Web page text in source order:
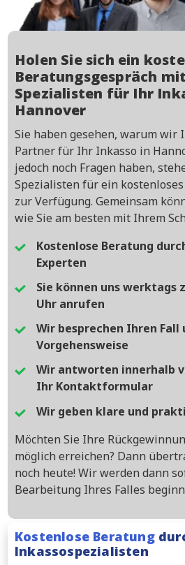
Holen Sie sich ein
Beratungsgespräch
Spezialisten für Ihr
Hannover
Sie haben gesehen, warum wir
Partner für Ihr Inkasso in
jedoch noch Fragen haben,
Spezialisten für ein
zur Verfügung. Gemeinsam
wie Sie am besten mit Ihrem
Kostenlose Beratung
Experten
Sie können uns werktags
Uhr anrufen
Wir besprechen Ihren Fall
Vorgehensweise
Wir antworten innerhalb
Ihr Kontaktformular
Wir geben klare und
Möchten Sie Ihre
möglich erreichen? Dann
noch heute! Wir werden dann
Bearbeitung Ihres Falles
Kostenlose Beratung
Inkassospezialisten